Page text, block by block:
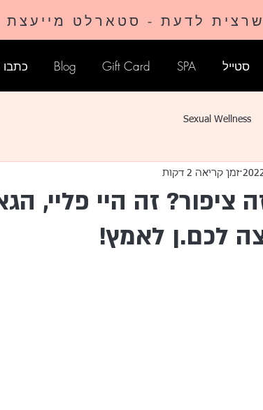
לדעת - סטארלט מייעצת
סטייל SPA
Gift Card
Blog כתבו
Sexual Wellness
ציפור? זה היי פליי,
לכם.ן לאמץ!
זמן קריאה 2 דקות